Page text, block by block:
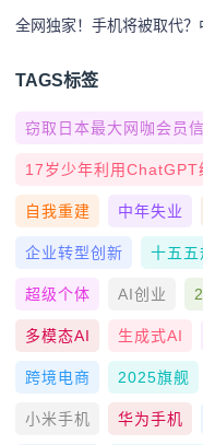
全网独家！手机将被取代？
TAGS标签
窃取日本最大网咖会员
17岁少年利用ChatGPT
自我重建 中年失业
企业转型创新 十五五
超级个体 AI创业
多模态AI 生成式AI
跨境电商 2025旗舰
小米手机 华为手机